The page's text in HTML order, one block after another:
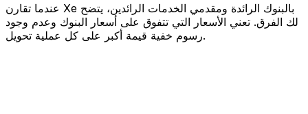
عندما تقارن Xe بالبنوك الرائدة ومقدمي الخدمات الرائدين، يتضح
لك الفرق. تعني الأسعار التي تتفوق على أسعار البنوك وعدم وجود
رسوم خفية قيمة أكبر على كل عملية تحويل.